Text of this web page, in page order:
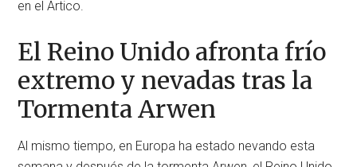
en el Ártico.
El Reino Unido afronta frío
extremo y nevadas tras la
Tormenta Arwen
Al mismo tiempo, en Europa ha estado nevando esta